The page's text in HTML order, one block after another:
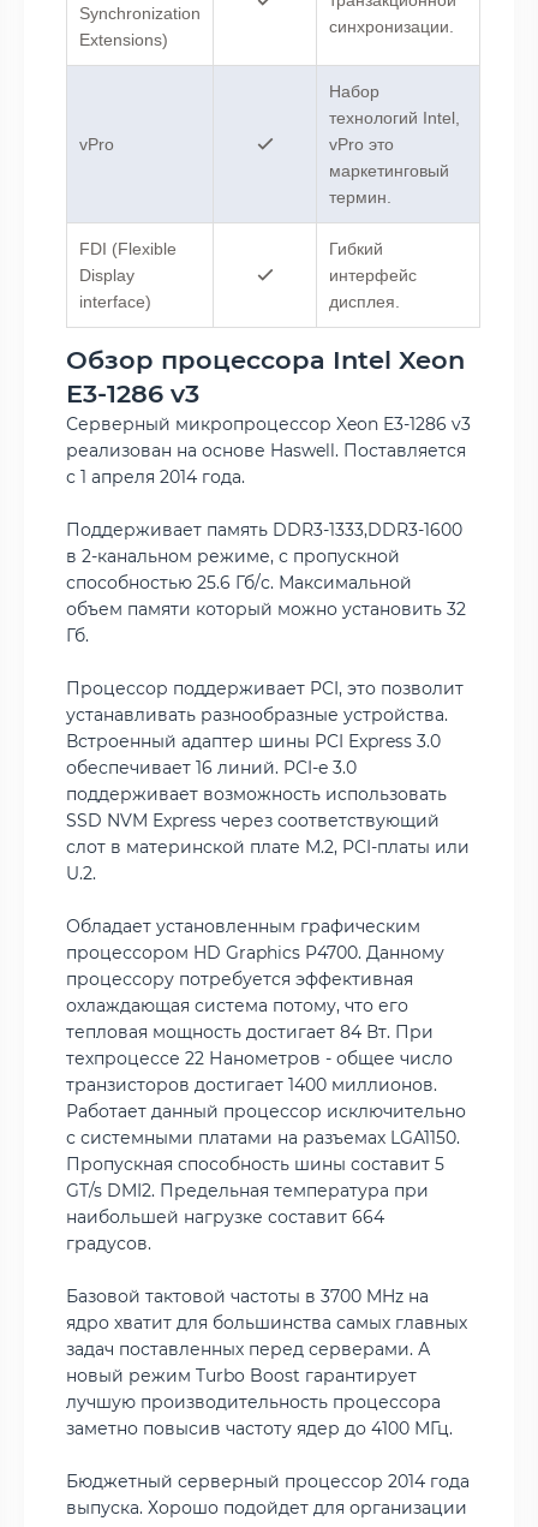
Synchronization
Extensions)
синхронизации.
vPro
Набор
технологий Intel,
vPro это
маркетинговый
термин.
FDI (Flexible
Display
interface)
Гибкий
интерфейс
дисплея.
Обзор процессора Intel Xeon
E3-1286 v3
Серверный микропроцессор Xeon E3-1286 v3
реализован на основе Haswell. Поставляется
с 1 апреля 2014 года.
Поддерживает память DDR3-1333,DDR3-1600
в 2-канальном режиме, с пропускной
способностью 25.6 Гб/с. Максимальной
объем памяти который можно установить 32
Гб.
Процессор поддерживает PCI, это позволит
устанавливать разнообразные устройства.
Встроенный адаптер шины PCI Express 3.0
обеспечивает 16 линий. PCI-e 3.0
поддерживает возможность использовать
SSD NVM Express через соответствующий
слот в материнской плате M.2, PCI-платы или
U.2.
Обладает установленным графическим
процессором HD Graphics P4700. Данному
процессору потребуется эффективная
охлаждающая система потому, что его
тепловая мощность достигает 84 Вт. При
техпроцессе 22 Нанометров - общее число
транзисторов достигает 1400 миллионов.
Работает данный процессор исключительно
с системными платами на разъемах LGA1150.
Пропускная способность шины составит 5
GT/s DMI2. Предельная температура при
наибольшей нагрузке составит 664
градусов.
Базовой тактовой частоты в 3700 MHz на
ядро хватит для большинства самых главных
задач поставленных перед серверами. А
новый режим Turbo Boost гарантирует
лучшую производительность процессора
заметно повысив частоту ядер до 4100 МГц.
Бюджетный серверный процессор 2014 года
выпуска. Хорошо подойдет для организации